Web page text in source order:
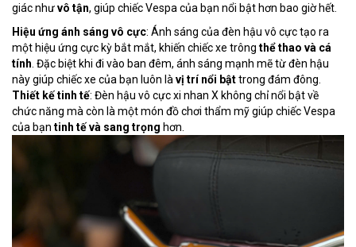
giác nhưvô tận, giúp chiếc Vespa của bạn nổi bật hơn bao giờ hết.
Hiệu ứng ánh sáng vô cực: Ánh sáng của đèn hậu vô cực tạo ra
một hiệu ứng cực kỳ bắt mắt, khiến chiếc xe trông thể thao và cá
tính . Đặc biệt khi đi vào ban đêm, ánh sáng mạnh mẽ từ đèn hậu
này giúp chiếc xe của bạn luôn là vị trí nổi bậttrong đám đông.
Thiết kế tinh tế: Đèn hậu vô cực xi nhan X không chỉ nổi bật về
chức năng mà còn là một món đồ chơi thẩm mỹ giúp chiếc Vespa
của bạn tinh tế và sang trọng hơn.